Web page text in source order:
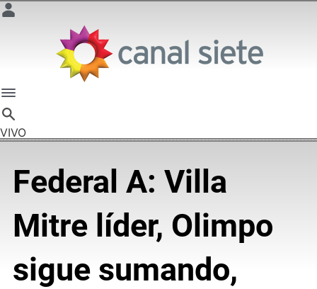
VIVO
Federal A: Villa
Mitre líder, Olimpo
sigue sumando,